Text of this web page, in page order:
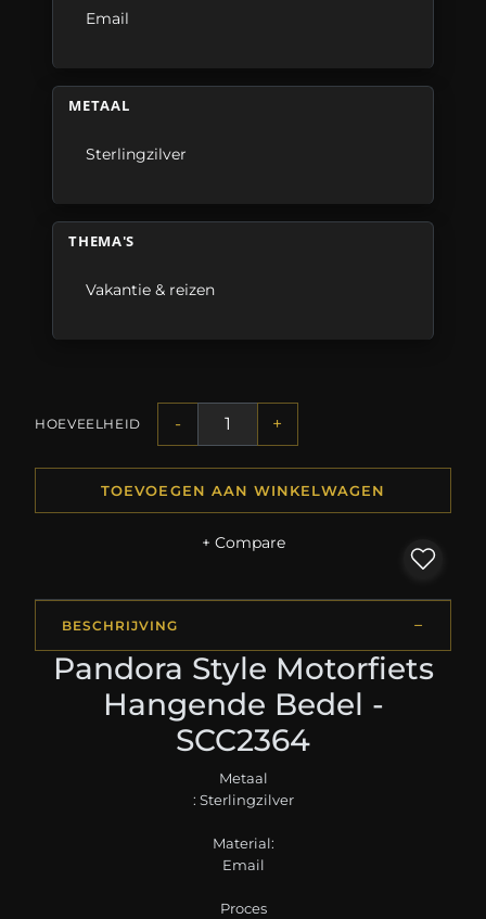
Email
METAAL
Sterlingzilver
THEMA'S
Vakantie & reizen
HOEVEELHEID - +
TOEVOEGEN AAN WINKELWAGEN
+ Compare
BESCHRIJVING
Pandora Style Motorfiets
Hangende Bedel -
SCC2364
Metaal
: Sterlingzilver
Material:
Email
Proces